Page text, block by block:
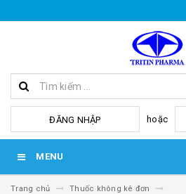
ĐĂNG NHẬP hoặc
MENU
Trang chủ
Thuốc không kê đơn